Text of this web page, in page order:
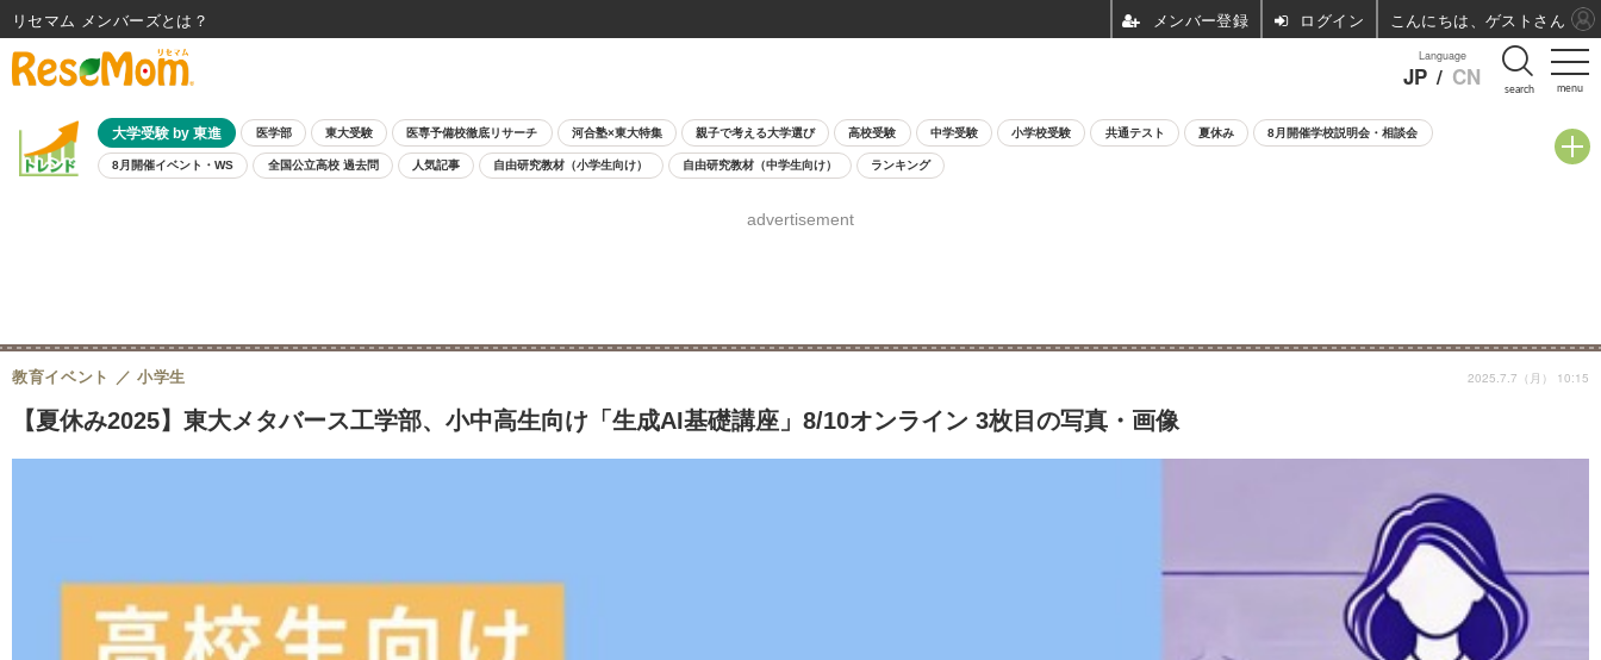
menu
Language
JP / CN search
大学受験 by 東進 医学部 東大受験 医専予備校徹底リサーチ 河合塾×東大特集 親子で考える大学選び 高校受験 中学受験 小学校受験 共通テスト 夏休み 8月開催学校説明会・相談会
8月開催イベント・WS 全国公立高校 過去問 人気記事 自由研究教材（小学生向け） 自由研究教材（中学生向け） ランキング
advertisement
【夏休み2025】東大メタバース工学部、小中高生向け「生成AI基礎講座」8/10オンライン 3枚目の写真・画像
教育イベント 小学生 2025.7.7（月） 10:15
リセマム メンバーズ ログイン こんにちは、ゲストさん